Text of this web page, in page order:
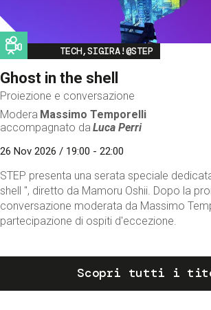
Image
TECH,SIGIRA!@STEP
Ghost in the shell
Proiezione e conversazione
Modera Massimo Temporelli
accompagnato da Luca Perri
26 Nov 2026 / 19:00 - 22:00
STEP presenta una serata speciale
shell ", diretto da Mamoru Oshii. Dopo la
conversazione moderata da Massimo
partecipazione di ospiti d'eccezione.
Scopri tutti i